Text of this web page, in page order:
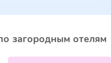
загородным отелям